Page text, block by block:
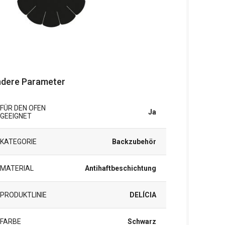
Parameter
FÜR DEN OFEN
GEEIGNET
Ja
KATEGORIE Backzubehör
MATERIAL Antihaftbeschichtung
PRODUKTLINIE DELÍCIA
FARBE Schwarz